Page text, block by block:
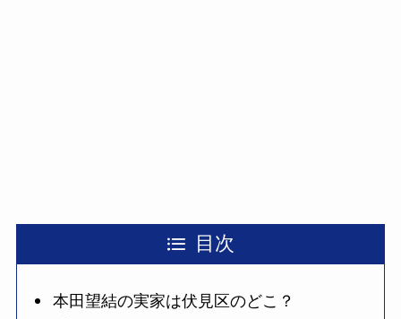
目次
本田望結の実家は伏見区のどこ？